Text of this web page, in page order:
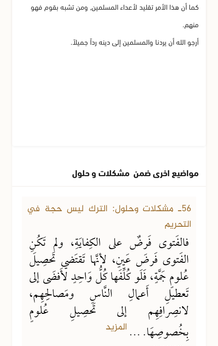
كما أن هذا الأمر تقليد لأعداء المسلمين, ومن تشبه بقوم فهو
منهم.
أرجو الله أن يردنا والمسلمين إلى دينه رداً جميلاً.
مواضيع اخرى ضمن مشكلات و حلول
56ـ مشكلات وحلول: الترك ليس حجة في
التحريم
فالفَتوى فَرضٌ على الكِفايَةِ، ولم تَكُنِ
الفَتوى فَرضَ عَينٍ، لأنَّها تَقتَضي تَحصِيلَ
عُلومٍ جَمَّةٍ، فَلَو كُلِّفَها كُلُّ وَاحِدٍ لأَفضَى إلى
تَعطيلِ أَعمالِ النَّاسِ ومَصالِحِهِم،
لانصِرافِهِم إلى تَحصِيلِ عُلومٍ
بِخُصوصِهَا. ... المزيد